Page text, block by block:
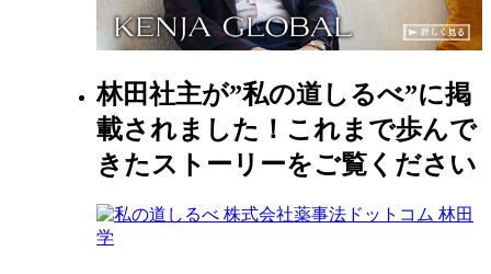
林田社主が”私の道しるべ”に掲
載されました！これまで歩んで
きたストーリーをご覧ください